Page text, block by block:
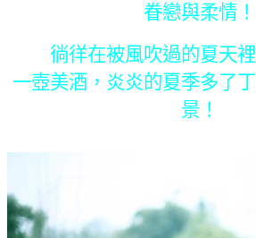
眷戀與柔情！
徜徉在被風吹過的夏天裡
一壺美酒，炎炎的夏季多了
景！